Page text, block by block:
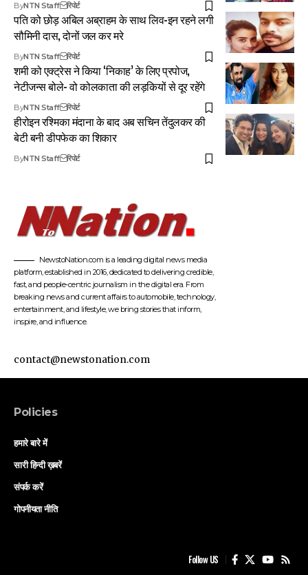
ByNTN Staff रिपोर्ट
पति को छोड़ अबिल अब्राहम के साथ लिव-इन रहने लगी
सौमिनी दास, दोनों जल कर मरे
ByNTN Staff रिपोर्ट
शमी को एक्ट्रेस ने किया ‘निकाह’ के लिए प्रपोज,
नेटीजन्स बोले- वो कोलकाता की लड़कियों से दूर रहेंगे
ByNTN Staff रिपोर्ट
हीरोइन रश्मिका मंदाना के बाद अब सचिन तेंदुलकर की
बेटी बनी डीपफेक का शिकार
ByNTN Staff रिपोर्ट
NewstoNation.com is a leading digital news media
platform, established in 2016, dedicated to delivering credible,
fast, and people-centric journalism in the digital era. From
breaking news and current affairs to automobile, technology,
entertainment, and lifestyle, we bring stories that inform,
inspire, and influence.
contact@newstonation.com
Policies
हमारे बारे में
सारी हिन्दी ख़बरें
संपर्क करें
गोपनीयता नीति
Follow US